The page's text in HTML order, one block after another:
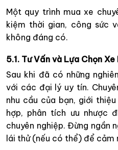
Một quy trình mua xe
kiệm thời gian, công sức
không đáng có.
5.1. Tư Vấn và Lựa Chọn Xe
Sau khi đã có những
với các đại lý uy tín.
nhu cầu của bạn, giới
hợp, phân tích ưu nhược
chuyên nghiệp. Đừng ngần
lái thử (nếu có thể) để